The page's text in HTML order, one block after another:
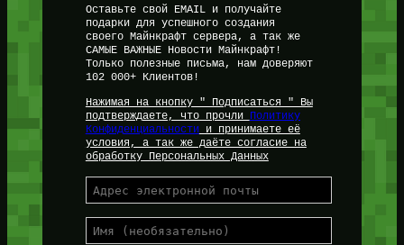
Оставьте свой EMAIL и получайте
подарки для успешного создания
своего Майнкрафт сервера, а так же
САМЫЕ ВАЖНЫЕ Новости Майнкрафт!
Только полезные письма, нам доверяют
102 000+ Клиентов!
Нажимая на кнопку " Подписаться " Вы
подтверждаете, что прочли
Политику
Конфиденциальностии принимаете её
условия, а так же даёте согласие на
обработку Персональных Данных